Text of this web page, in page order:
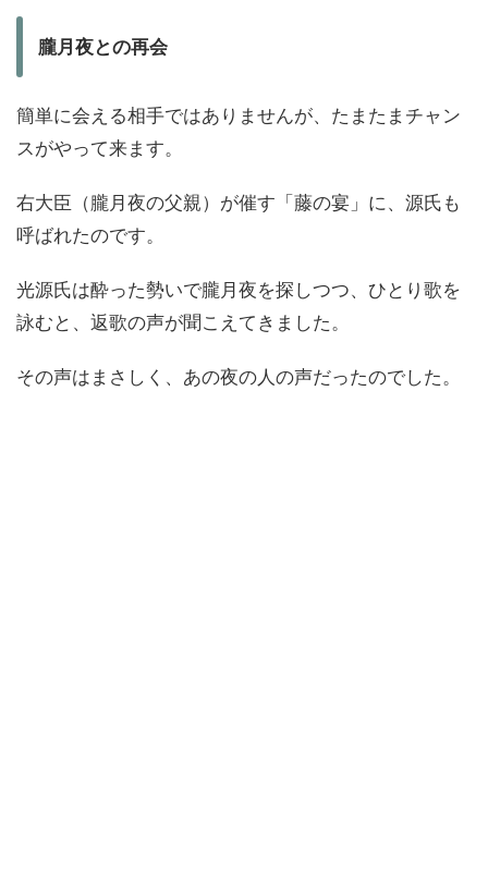
朧月夜との再会
簡単に会える相手ではありませんが、たまたまチャン
スがやって来ます。
右大臣（朧月夜の父親）が催す「藤の宴」に、源氏も
呼ばれたのです。
光源氏は酔った勢いで朧月夜を探しつつ、ひとり歌を
詠むと、返歌の声が聞こえてきました。
その声はまさしく、あの夜の人の声だったのでした。